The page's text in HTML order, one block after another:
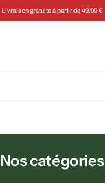
Livraison gratuite à partir de 49,99 €
Nos catégories